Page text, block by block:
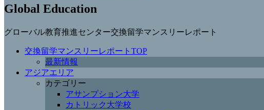
Global Education
グローバル教育推進センター交換留学マンスリーレポート
交換留学マンスリーレポートTOP
最新情報
アジアエリア
カテゴリー
アサンプション大学
カトリック大学校